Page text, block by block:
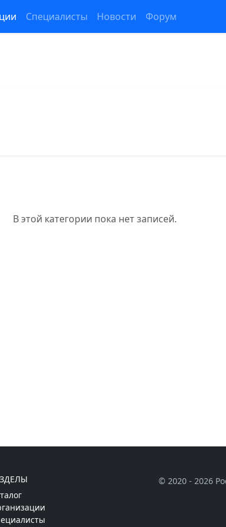
Специалисты Новости Форум
В этой категории пока нет записей.
© 2020 - 2026